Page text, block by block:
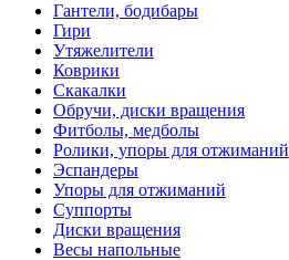
Гантели, бодибары
Гири
Утяжелители
Коврики
Скакалки
Обручи, диски вращения
Фитболы, медболы
Ролики, упоры для отжиманий
Эспандеры
Упоры для отжиманий
Суппорты
Диски вращения
Весы напольные